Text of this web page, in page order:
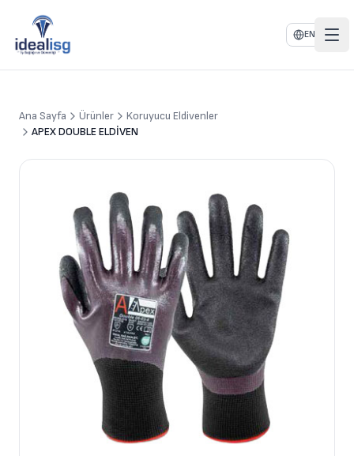
EN
Ana Sayfa Ürünler
Koruyucu Eldivenler
APEX DOUBLE ELDİVEN